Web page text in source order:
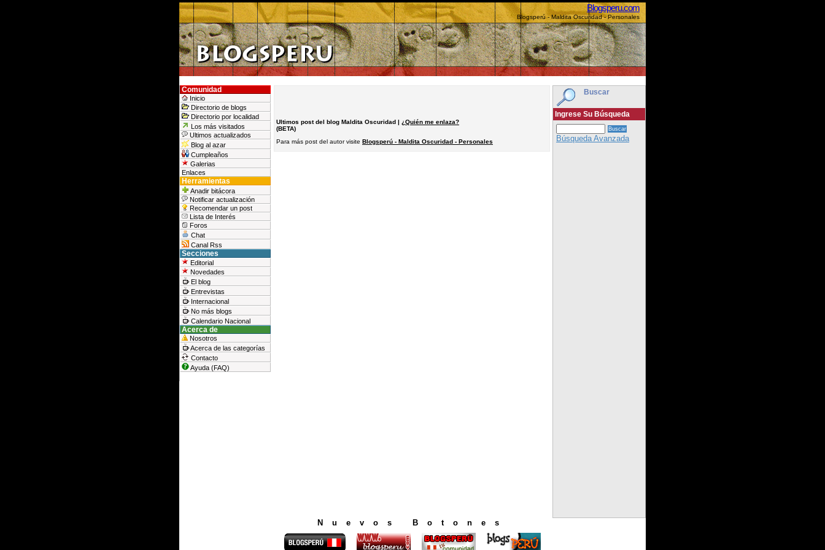
Blogsperu.com
Blogsperú - Maldita Oscuridad - Personales
Buscar
Ingrese Su Búsqueda
Búsqueda Avanzada
Comunidad
Inicio
Directorio de blogs
Directorio por localidad
Los más visitados
Ultimos actualizados
Blog al azar
Cumpleaños
Galerias
Enlaces
Herramientas
Anadir bitácora
Notificar actualización
Recomendar un post
Lista de Interés
Foros
Chat
Canal Rss
Secciones
Editorial
Novedades
El blog
Entrevistas
Internacional
No más blogs
Calendario Nacional
Acerca de
Nosotros
Acerca de las categorías
Contacto
Ayuda (FAQ)
Ultimos post del blog Maldita Oscuridad | ¿Quién me enlaza?
(BETA)
Para más post del autor visite Blogsperú - Maldita Oscuridad - Personales
Nuevos Botones